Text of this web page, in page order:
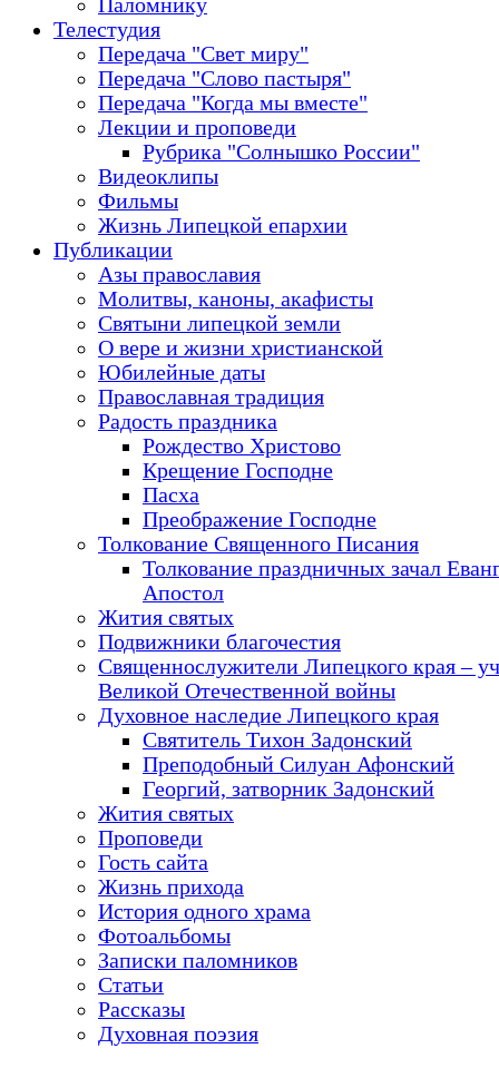
Паломнику
Телестудия
Передача "Свет миру"
Передача "Слово пастыря"
Передача "Когда мы вместе"
Лекции и проповеди
Рубрика "Солнышко России"
Видеоклипы
Фильмы
Жизнь Липецкой епархии
Публикации
Азы православия
Молитвы, каноны, акафисты
Святыни липецкой земли
О вере и жизни христианской
Юбилейные даты
Православная традиция
Радость праздника
Рождество Христово
Крещение Господне
Пасха
Преображение Господне
Толкование Священного Писания
Толкование праздничных зачал
Апостол
Жития святых
Подвижники благочестия
Священнослужители Липецкого края –
Великой Отечественной войны
Духовное наследие Липецкого края
Святитель Тихон Задонский
Преподобный Силуан Афонский
Георгий, затворник Задонский
Жития святых
Проповеди
Гость сайта
Жизнь прихода
История одного храма
Фотоальбомы
Записки паломников
Статьи
Рассказы
Духовная поэзия